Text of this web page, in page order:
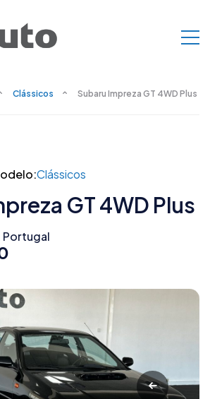
Clássicos Subaru Impreza GT 4WD Plus
Clássicos
GT 4WD Plus
Portugal